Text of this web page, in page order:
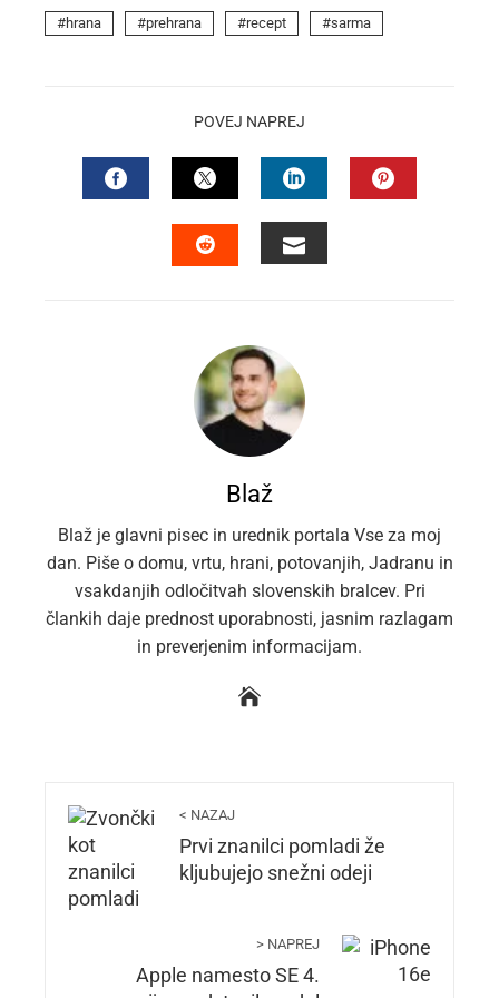
hrana prehrana recept sarma
POVEJ NAPREJ
FACEBOOKTWITTERLINKEDIN
Blaž
Blaž je glavni pisec in urednik portala Vse za moj
dan. Piše o domu, vrtu, hrani, potovanjih, Jadranu in
vsakdanjih odločitvah slovenskih bralcev. Pri
člankih daje prednost uporabnosti, jasnim razlagam
in preverjenim informacijam.
< NAZAJ
Prvi znanilci pomladi že
kljubujejo snežni odeji
> NAPREJ
Apple namesto SE 4.